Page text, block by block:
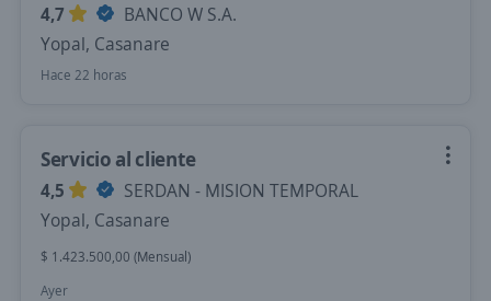
4,7
BANCO W S.A.
Yopal, Casanare
Hace 22 horas
Servicio al cliente
4,5
SERDAN - MISION TEMPORAL
Yopal, Casanare
$ 1.423.500,00 (Mensual)
Ayer